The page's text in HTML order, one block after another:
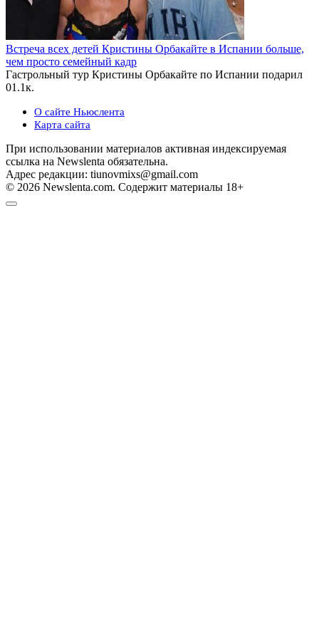
Встреча всех детей Кристины Орбакайте в Испании больше,
чем просто семейный кадр
Гастрольный тур Кристины Орбакайте по Испании подарил
01.1к.
О сайте Ньюслента
Карта сайта
При использовании материалов активная индексируемая
ссылка на Newslenta обязательна.
Адрес редакции: tiunovmixs@gmail.com
© 2026 Newslenta.com. Содержит материалы 18+